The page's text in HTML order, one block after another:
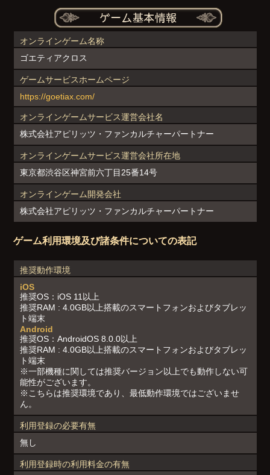
オンラインゲーム名称
ゴエティアクロス
ゲームサービスホームページ
https://goetiax.com/
オンラインゲームサービス運営会社名
株式会社アピリッツ・ファンカルチャーパートナー
オンラインゲームサービス運営会社所在地
東京都渋谷区神宮前六丁目25番14号
オンラインゲーム開発会社
株式会社アピリッツ・ファンカルチャーパートナー
ゲーム利用環境及び諸条件についての表記
推奨動作環境
iOS
推奨OS：iOS 11以上
推奨RAM : 4.0GB以上搭載のスマートフォンおよびタブレッ
ト端末
Android
推奨OS：AndroidOS 8.0.0以上
推奨RAM : 4.0GB以上搭載のスマートフォンおよびタブレッ
ト端末
※一部機種に関しては推奨バージョン以上でも動作しない可
能性がございます。
※こちらは推奨環境であり、最低動作環境ではございませ
ん。
利用登録の必要有無
無し
利用登録時の利用料金の有無